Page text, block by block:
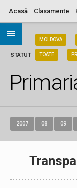
Acasă Clasamente
STATUT
MOLDOVA
TOATE
2007 08 09